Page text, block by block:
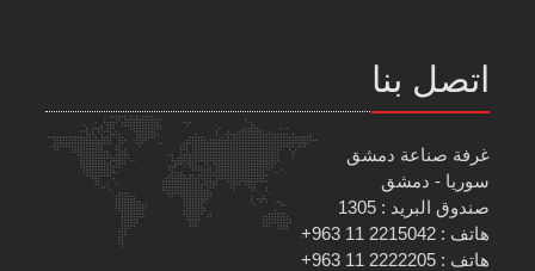
اتصل بنا
غرفة صناعة دمشق
سوريا - دمشق
صندوق البريد : 1305
هاتف : 2215042 11 963+
هاتف : 2222205 11 963+